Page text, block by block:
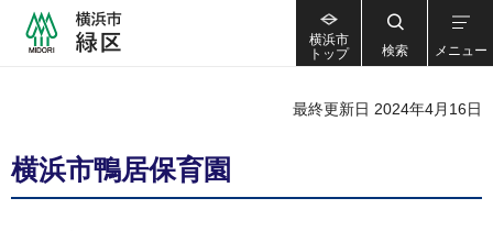
横浜市
トップ
検索 メニュー
最終更新日 2024年4月16日
横浜市鴨居保育園